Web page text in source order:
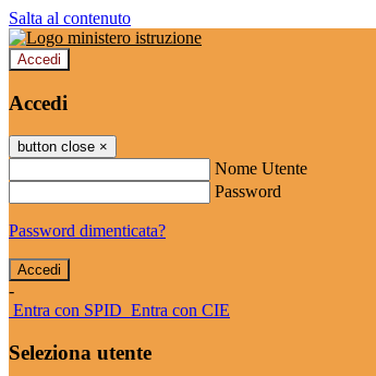
Salta al contenuto
Accedi
Accedi
button close ×
Nome Utente
Password
Password dimenticata?
-
Entra con SPID Entra con CIE
Seleziona utente